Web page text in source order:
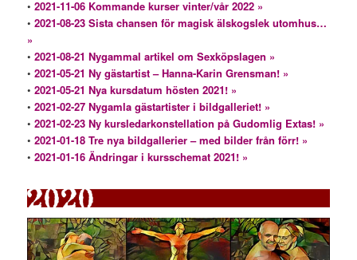
•2021-11-06 Kommande kurser vinter/vår 2022 »
•2021-08-23 Sista chansen för magisk älskogslek utomhus…
»
•2021-08-21 Nygammal artikel om Sexköpslagen »
•2021-05-21 Ny gästartist – Hanna-Karin Grensman! »
•2021-05-21 Nya kursdatum hösten 2021! »
•2021-02-27 Nygamla gästartister i bildgalleriet! »
•2021-02-23 Ny kursledarkonstellation på Gudomlig Extas! »
•2021-01-18 Tre nya bildgallerier – med bilder från förr! »
•2021-01-16 Ändringar i kursschemat 2021! »